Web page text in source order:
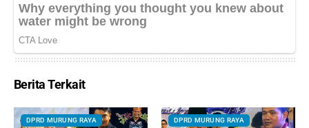
Berita Terkait
DPRD MURUNG RAYA DPRD MURUNG RAYA